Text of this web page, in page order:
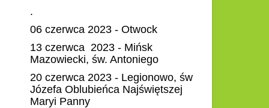
.
06 czerwca 2023 - Otwock
13 czerwca 2023 - Mińsk
Mazowiecki, św. Antoniego
20 czerwca 2023 - Legionowo, św
Józefa Oblubieńca Najświętszej
Maryi Panny